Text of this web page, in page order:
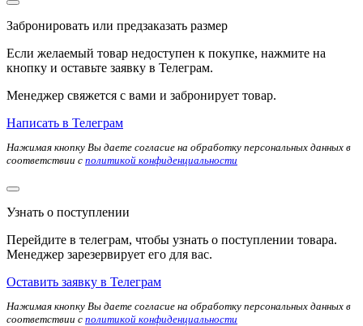
Забронировать или предзаказать размер
Если желаемый товар недоступен к покупке, нажмите на
кнопку и оставьте заявку в Телеграм.
Менеджер свяжется с вами и забронирует товар.
Написать в Телеграм
Нажимая кнопку Вы даете согласие на обработку персональных данных в
соответствии с политикой конфиденциальности
Узнать о поступлении
Перейдите в телеграм, чтобы узнать о поступлении товара.
Менеджер зарезервирует его для вас.
Оставить заявку в Телеграм
Нажимая кнопку Вы даете согласие на обработку персональных данных в
соответствии с политикой конфиденциальности